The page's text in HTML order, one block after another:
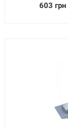
603 грн